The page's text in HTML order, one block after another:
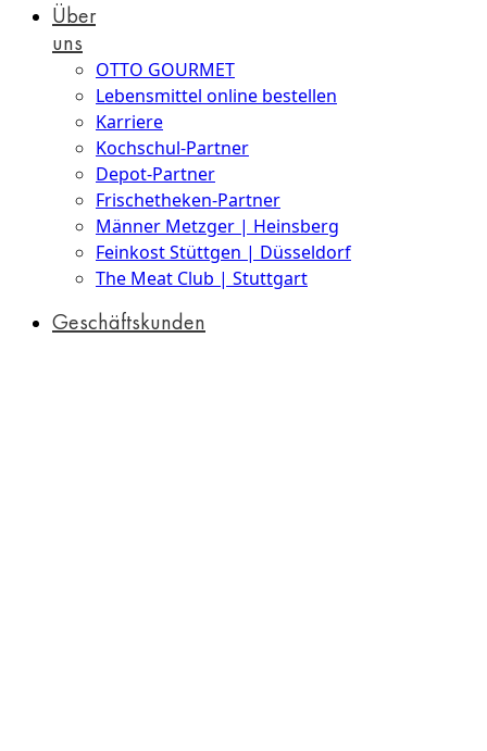
Über
uns
OTTO GOURMET
Lebensmittel online bestellen
Karriere
Kochschul-Partner
Depot-Partner
Frischetheken-Partner
Männer Metzger | Heinsberg
Feinkost Stüttgen | Düsseldorf
The Meat Club | Stuttgart
Geschäftskunden